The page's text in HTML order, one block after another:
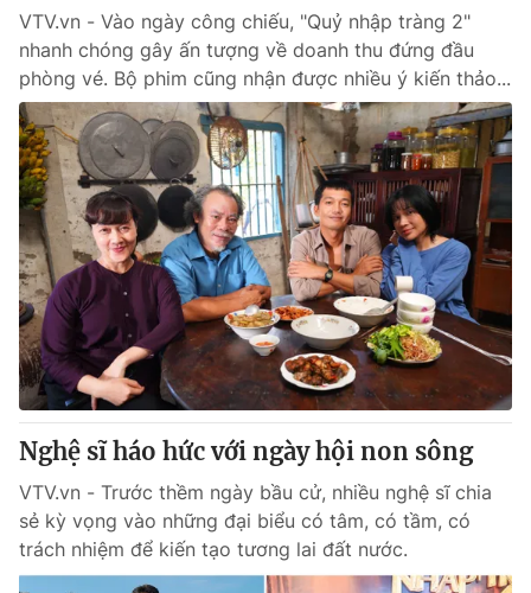
Emagazine Podcast
Photo Infographic
Video Shorts video
VTV Money VTV Thể thao
VTV Sức khoẻ Bất động sản
Thị trường 24h Tấm lòng Việt
VTV4 Vươn mình bằng AI
VTV9 VTV8
Liên hệ tòa soạn English
VTV.vn - Vào ngày công chiếu, "Quỷ nhập tràng 2"
nhanh chóng gây ấn tượng về doanh thu đứng đầu
phòng vé. Bộ phim cũng nhận được nhiều ý kiến thảo...
Nghệ sĩ háo hức với ngày hội non sông
VTV.vn - Trước thềm ngày bầu cử, nhiều nghệ sĩ chia
sẻ kỳ vọng vào những đại biểu có tâm, có tầm, có
trách nhiệm để kiến tạo tương lai đất nước.